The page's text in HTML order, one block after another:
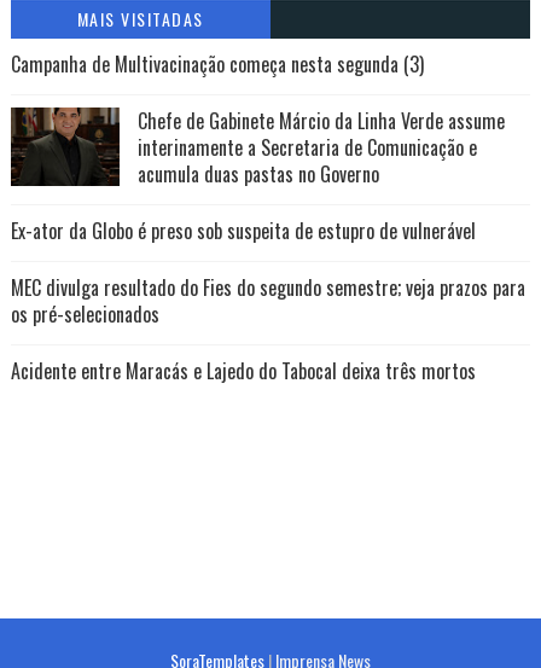
MAIS VISITADAS
Campanha de Multivacinação começa nesta segunda (3)
Chefe de Gabinete Márcio da Linha Verde assume
interinamente a Secretaria de Comunicação e
acumula duas pastas no Governo
Ex-ator da Globo é preso sob suspeita de estupro de vulnerável
MEC divulga resultado do Fies do segundo semestre; veja prazos para
os pré-selecionados
Acidente entre Maracás e Lajedo do Tabocal deixa três mortos
SoraTemplates|Imprensa News